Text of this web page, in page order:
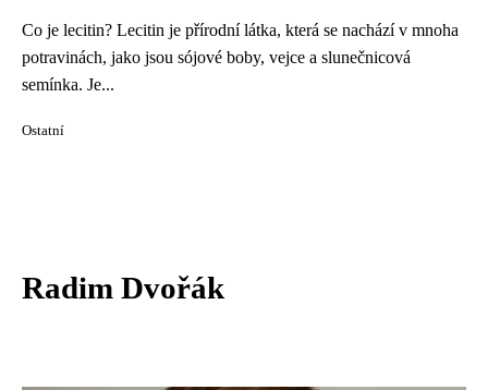
Co je lecitin? Lecitin je přírodní látka, která se nachází v mnoha
potravinách, jako jsou sójové boby, vejce a slunečnicová
semínka. Je...
Ostatní
Radim Dvořák